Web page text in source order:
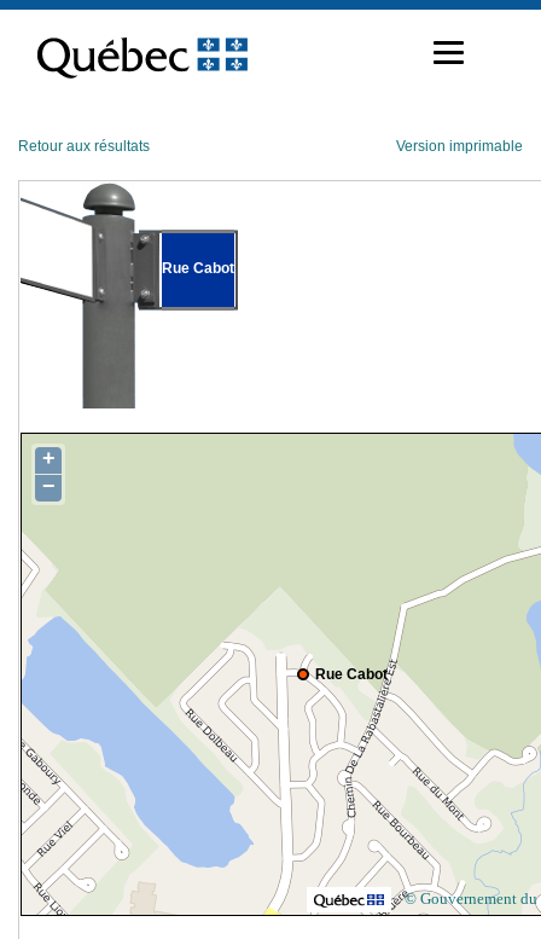
contenu
Retour aux résultats Version imprimable
Rue Cabot
Rue Cabot
+
−
© Gouvernement du